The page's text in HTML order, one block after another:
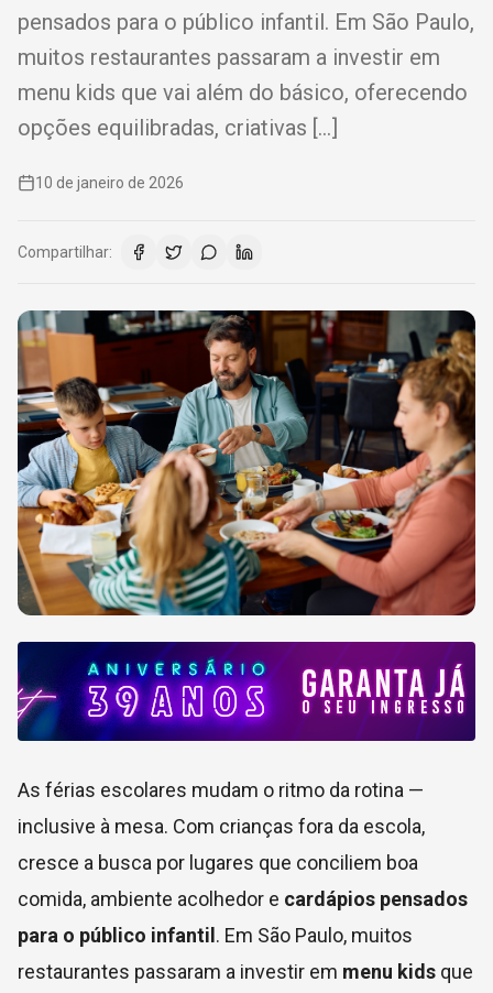
pensados para o público infantil. Em São Paulo,
muitos restaurantes passaram a investir em
menu kids que vai além do básico, oferecendo
opções equilibradas, criativas […]
10 de janeiro de 2026
Compartilhar:
As férias escolares mudam o ritmo da rotina —
inclusive à mesa. Com crianças fora da escola,
cresce a busca por lugares que conciliem boa
comida, ambiente acolhedor e cardápios pensados
para o público infantil . Em São Paulo, muitos
restaurantes passaram a investir em menu kids que